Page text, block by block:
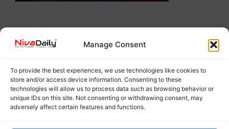
Manage Consent
To provide the best experiences, we use technologies like cookies to
store and/or access device information. Consenting to these
technologies will allow us to process data such as browsing behavior or
unique IDs on this site. Not consenting or withdrawing consent, may
adversely affect certain features and functions.